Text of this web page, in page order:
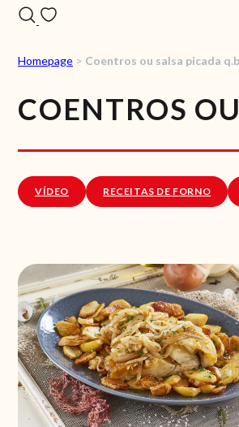
Homepage > Coentros ou salsa picada
COENTROS
VÍDEO RECEITAS DE FORNO